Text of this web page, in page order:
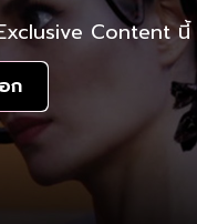
Content นี้
ก